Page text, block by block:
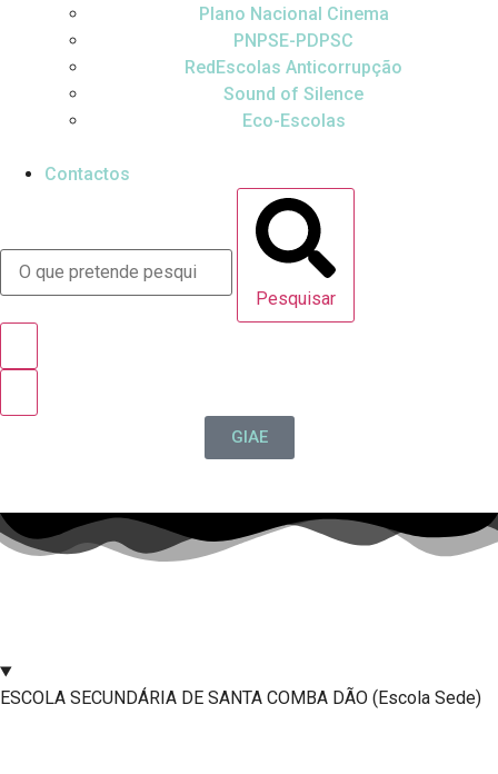
Plano Nacional Cinema
PNPSE-PDPSC
RedEscolas Anticorrupção
Sound of Silence
Eco-Escolas
Contactos
Pesquisar
GIAE
ESCOLA SECUNDÁRIA DE SANTA COMBA DÃO (Escola Sede)